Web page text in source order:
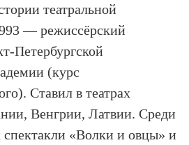
театральной
— режиссёрский
Петербургской
(курс
Ставил в театрах
Венгрии, Латвии. Среди
спектакли «Волки и овцы» и